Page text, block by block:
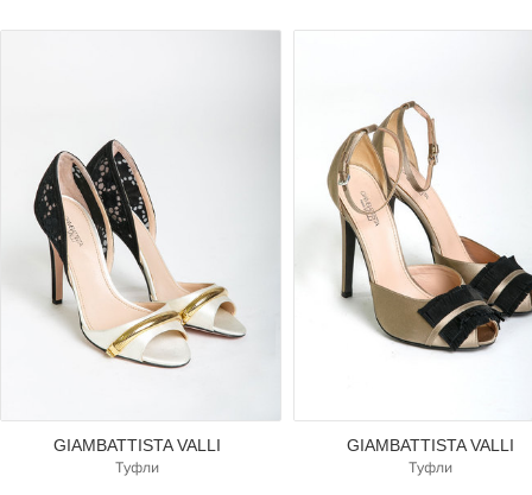
GIAMBATTISTA VALLI
Туфли
GIAMBATTISTA VALLI
Туфли